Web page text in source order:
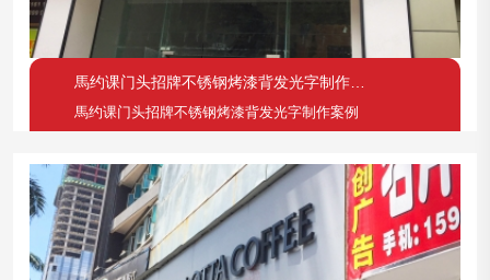
馬约课门头招牌不锈钢烤漆背发光字制作案例
馬约课门头招牌不锈钢烤漆背发光字制作案例